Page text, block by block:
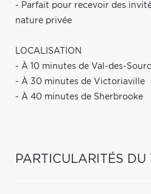
- Parfait pour recevoir des
nature privée
LOCALISATION
- À 10 minutes de Val-des-
- À 30 minutes de Victoriaville
- À 40 minutes de Sherbrooke
PARTICULARITÉS DU